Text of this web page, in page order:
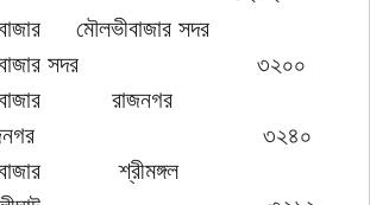
মৌলভীবাজার সদর
সদর ৩২০০
রাজনগর
৩২৪০
শ্রীমঙ্গল